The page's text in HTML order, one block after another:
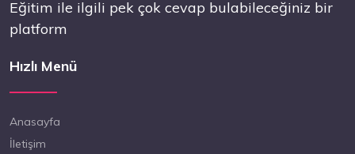
Eğitim ile ilgili pek çok cevap bulabileceğiniz bir
platform
Hızlı Menü
Anasayfa
İletişim